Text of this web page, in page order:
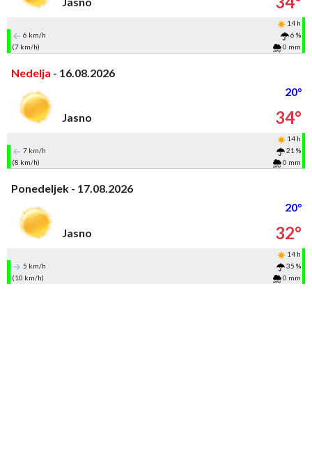
14 h
6 km/h
6 %
(7 km/h)
0 mm
Nedelja - 16.08.2026
20°
Jasno
34°
14 h
7 km/h
21 %
(8 km/h)
0 mm
Ponedeljek - 17.08.2026
20°
Jasno
32°
14 h
5 km/h
35 %
(10 km/h)
0 mm